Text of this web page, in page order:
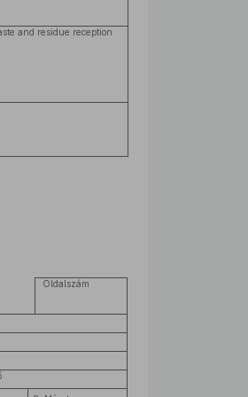
and residue reception
Oldalszám